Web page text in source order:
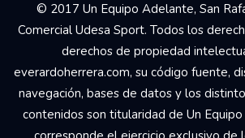
© 2017 Un Equipo Adelante, San
Comercial Udesa Sport. Todos los
derechos de propiedad
everardoherrera.com, su código fuente,
navegación, bases de datos y los
contenidos son titularidad de Un